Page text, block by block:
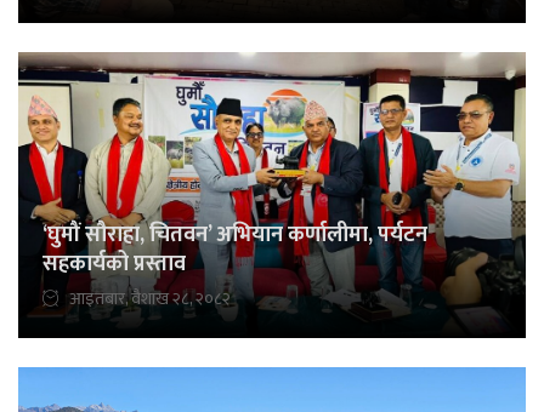
‘घुमौं सौराहा, चितवन’ अभियान कर्णालीमा, पर्यटन
सहकार्यको प्रस्ताव
आइतबार, वैशाख २८, २०८२